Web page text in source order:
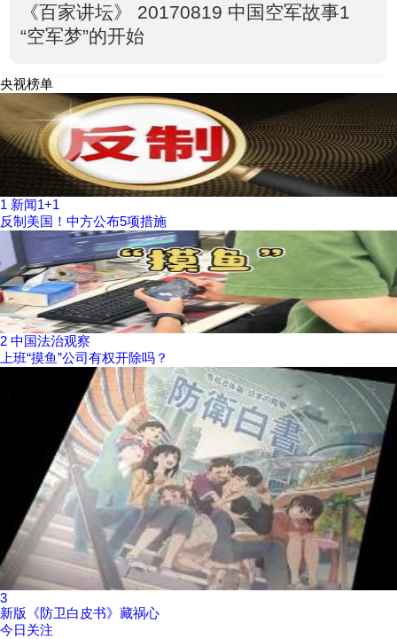
《百家讲坛》 20170819 中国空军故事1
“空军梦”的开始
央视榜单
1 新闻1+1
反制美国！中方公布5项措施
2 中国法治观察
上班“摸鱼”公司有权开除吗？
3
新版《防卫白皮书》藏祸心
今日关注